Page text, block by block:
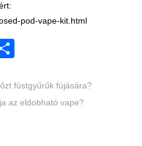
pod-vape-kit.html
füstgyűrűk fújására?
az eldobható vape?